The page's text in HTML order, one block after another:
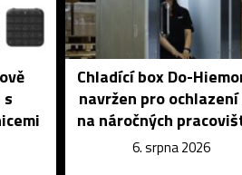
Chladící box Do-
navržen pro
na náročných
6. srpna 2026